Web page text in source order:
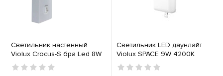
Светильник настенный
Violux Crocus-S бра Led 8W
4200K IP20 белый
Светильник LED даунлайт
Violux SPACE 9W 4200K
квадрат IP20